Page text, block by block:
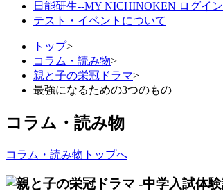
日能研生--MY NICHINOKEN ログイン
テスト・イベントについて
トップ>
コラム・読み物>
親と子の栄冠ドラマ>
最強になるための3つのもの
コラム・読み物
コラム・読み物トップへ